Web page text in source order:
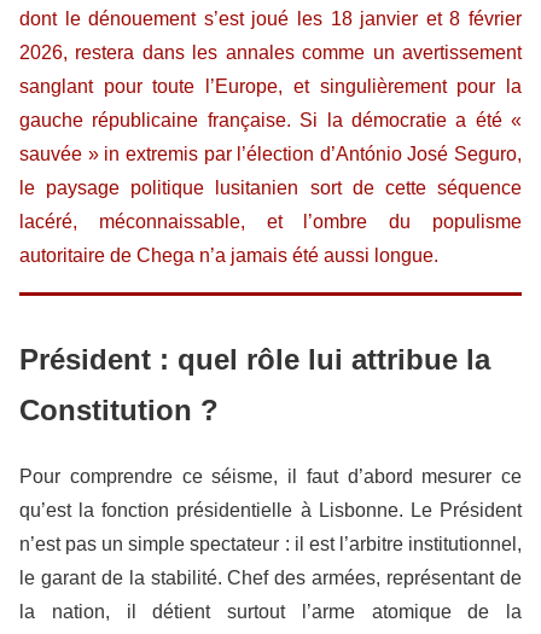
dont le dénouement s’est joué les 18 janvier et 8 février
2026, restera dans les annales comme un avertissement
sanglant pour toute l’Europe, et singulièrement pour la
gauche républicaine française. Si la démocratie a été «
sauvée » in extremis par l’élection d’António José Seguro,
le paysage politique lusitanien sort de cette séquence
lacéré, méconnaissable, et l’ombre du populisme
autoritaire de Chega n’a jamais été aussi longue.
Président : quel rôle lui attribue la
Constitution ?
Pour comprendre ce séisme, il faut d’abord mesurer ce
qu’est la fonction présidentielle à Lisbonne. Le Président
n’est pas un simple spectateur : il est l’arbitre institutionnel,
le garant de la stabilité. Chef des armées, représentant de
la nation, il détient surtout l’arme atomique de la